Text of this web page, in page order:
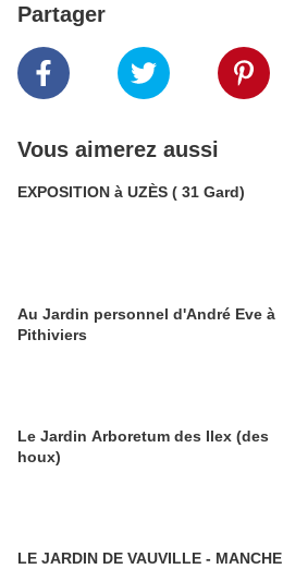
Partager
Vous aimerez aussi
EXPOSITION à UZÈS ( 31 Gard)
Au Jardin personnel d'André Eve à
Pithiviers
Le Jardin Arboretum des Ilex (des
houx)
LE JARDIN DE VAUVILLE - MANCHE